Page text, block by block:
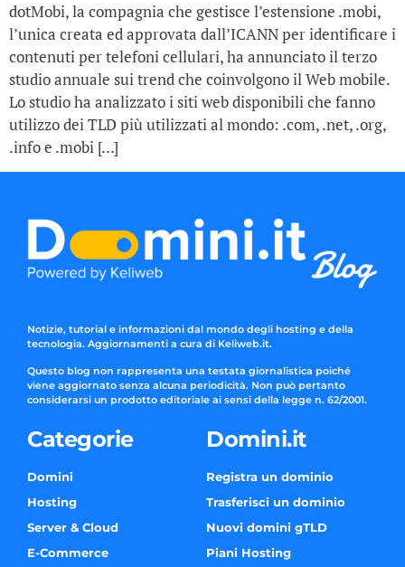
dotMobi, la compagnia che gestisce l’estensione .mobi,
l’unica creata ed approvata dall’ICANN per identificare i
contenuti per telefoni cellulari, ha annunciato il terzo
studio annuale sui trend che coinvolgono il Web mobile.
Lo studio ha analizzato i siti web disponibili che fanno
utilizzo dei TLD più utilizzati al mondo: .com, .net, .org,
.info e .mobi […]
Notizie, tutorial e informazioni dal mondo degli hosting e della
tecnologia. Aggiornamenti a cura di Keliweb.it.
Questo blog non rappresenta una testata giornalistica poiché
viene aggiornato senza alcuna periodicità. Non può pertanto
considerarsi un prodotto editoriale ai sensi della legge n. 62/2001.
Categorie
Domini
Hosting
Server & Cloud
E-Commerce
Domini.it
Registra un dominio
Trasferisci un dominio
Nuovi domini gTLD
Piani Hosting